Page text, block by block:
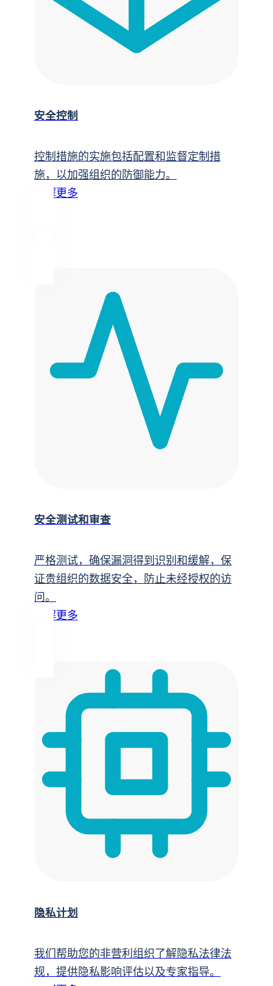
安全控制
控制措施的实施包括配置和监督定制措
施，以加强组织的防御能力。
了解更多
安全测试和审查
严格测试，确保漏洞得到识别和缓解，保
证贵组织的数据安全，防止未经授权的访
问。
了解更多
隐私计划
我们帮助您的非营利组织了解隐私法律法
规，提供隐私影响评估以及专家指导。